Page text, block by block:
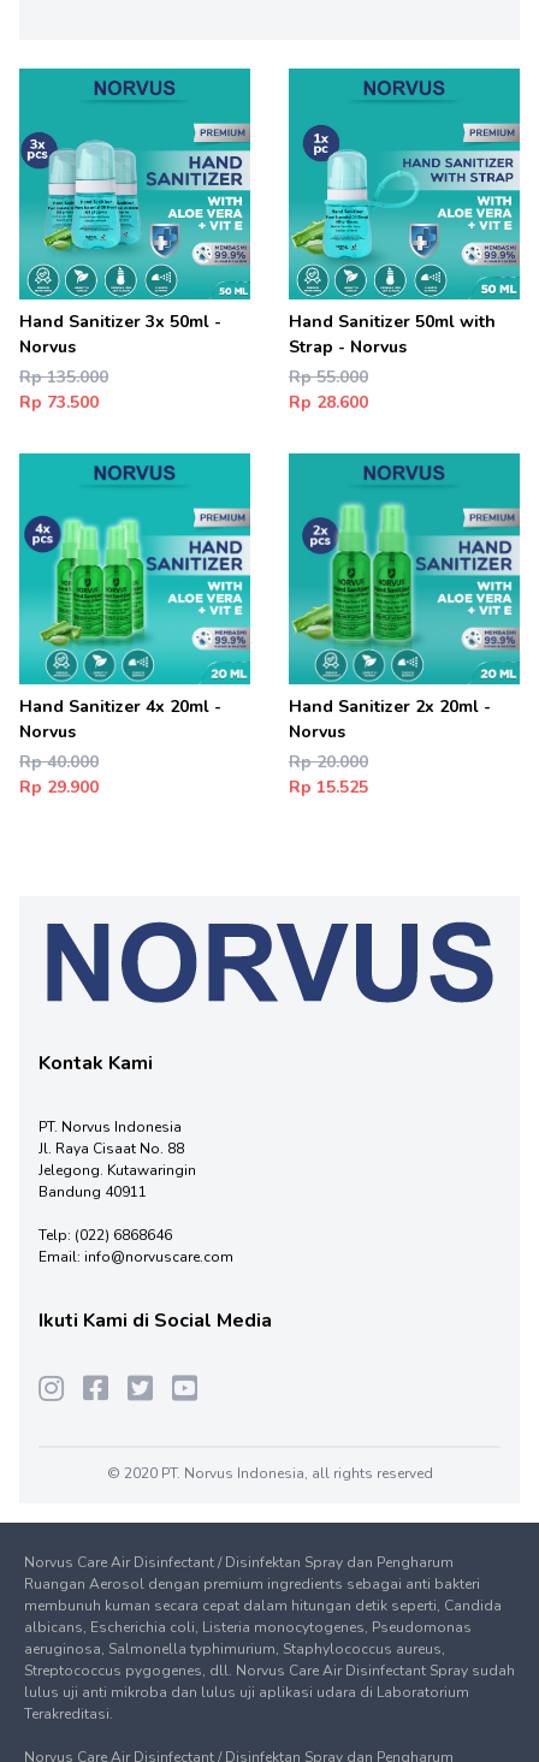
Hand Sanitizer 3x 50ml -
Norvus
Rp 135.000
Rp 73.500
Hand Sanitizer 50ml with
Strap - Norvus
Rp 55.000
Rp 28.600
Hand Sanitizer 4x 20ml -
Norvus
Rp 40.000
Rp 29.900
Hand Sanitizer 2x 20ml -
Norvus
Rp 20.000
Rp 15.525
Kontak Kami
PT. Norvus Indonesia
Jl. Raya Cisaat No. 88
Jelegong. Kutawaringin
Bandung 40911
Telp: (022) 6868646
Email: info@norvuscare.com
Ikuti Kami di Social Media
© 2020 PT. Norvus Indonesia, all rights reserved
Norvus Care Air Disinfectant / Disinfektan Spray dan Pengharum
Ruangan Aerosol dengan premium ingredients sebagai anti bakteri
membunuh kuman secara cepat dalam hitungan detik seperti, Candida
albicans, Escherichia coli, Listeria monocytogenes, Pseudomonas
aeruginosa, Salmonella typhimurium, Staphylococcus aureus,
Streptococcus pygogenes, dll. Norvus Care Air Disinfectant Spray sudah
lulus uji anti mikroba dan lulus uji aplikasi udara di Laboratorium
Terakreditasi.
Norvus Care Air Disinfectant / Disinfektan Spray dan Pengharum